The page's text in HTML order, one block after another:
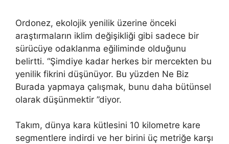
Ordonez, ekolojik yenilik üzerine önceki
araştırmaların iklim değişikliği gibi sadece bir
sürücüye odaklanma eğiliminde olduğunu
belirtti. “Şimdiye kadar herkes bir mercekten bu
yenilik fikrini düşünüyor. Bu yüzden Ne Biz
Burada yapmaya çalışmak, bunu daha bütünsel
olarak düşünmektir ”diyor.
Takım, dünya kara kütlesini 10 kilometre kare
segmentlere indirdi ve her birini üç metriğe karşı